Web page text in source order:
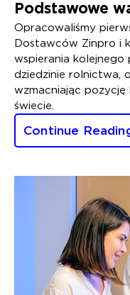
Podstawowe
Opracowaliśmy
Dostawców Zinpro i
wspierania
dziedzinie rolnictwa,
wzmacniając
świecie.
Continue